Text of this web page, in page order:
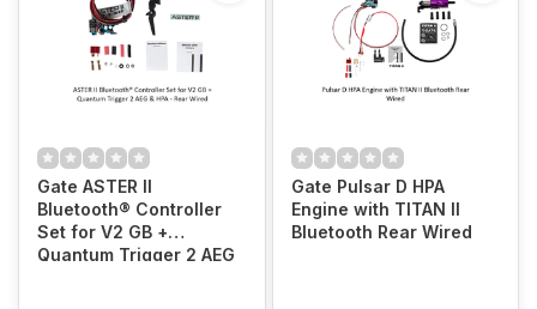
Gate ASTER II
Bluetooth® Controller
Set for V2 GB +
Quantum Trigger 2 AEG
Gate Pulsar D HPA
Engine with TITAN II
Bluetooth Rear Wired